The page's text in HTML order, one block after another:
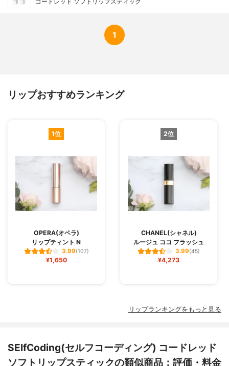
1
リップおすすめランキング
1位
OPERA(オペラ)
リップティント N
3.99(107)
¥1,650
2位
CHANEL(シャネル)
ルージュ ココ フラッシュ
3.99(45)
¥4,273
リップランキングをもっと見る
SElfCoding(セルフコーディング) コードレッド
ソフトリップスティックの類似商品：評価・料金